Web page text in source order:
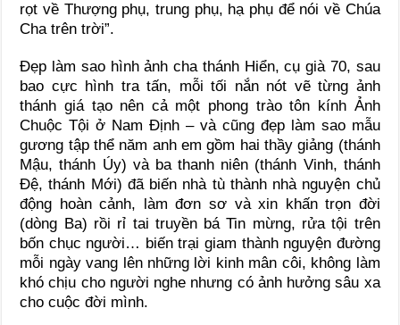
rọt về Thượng phụ, trung phụ, hạ phụ để nói về Chúa
Cha trên trời”.
Đẹp làm sao hình ảnh cha thánh Hiển, cụ già 70, sau
bao cực hình tra tấn, mỗi tối nắn nót vẽ từng ảnh
thánh giá tạo nên cả một phong trào tôn kính Ảnh
Chuộc Tội ở Nam Định – và cũng đẹp làm sao mẫu
gương tập thể năm anh em gồm hai thầy giảng (thánh
Mậu, thánh Úy) và ba thanh niên (thánh Vinh, thánh
Đệ, thánh Mới) đã biến nhà tù thành nhà nguyện chủ
động hoàn cảnh, làm đơn sơ và xin khấn trọn đời
(dòng Ba) rồi rỉ tai truyền bá Tin mừng, rửa tội trên
bốn chục người… biến trại giam thành nguyện đường
mỗi ngày vang lên những lời kinh mân côi, không làm
khó chịu cho người nghe nhưng có ảnh hưởng sâu xa
cho cuộc đời mình.